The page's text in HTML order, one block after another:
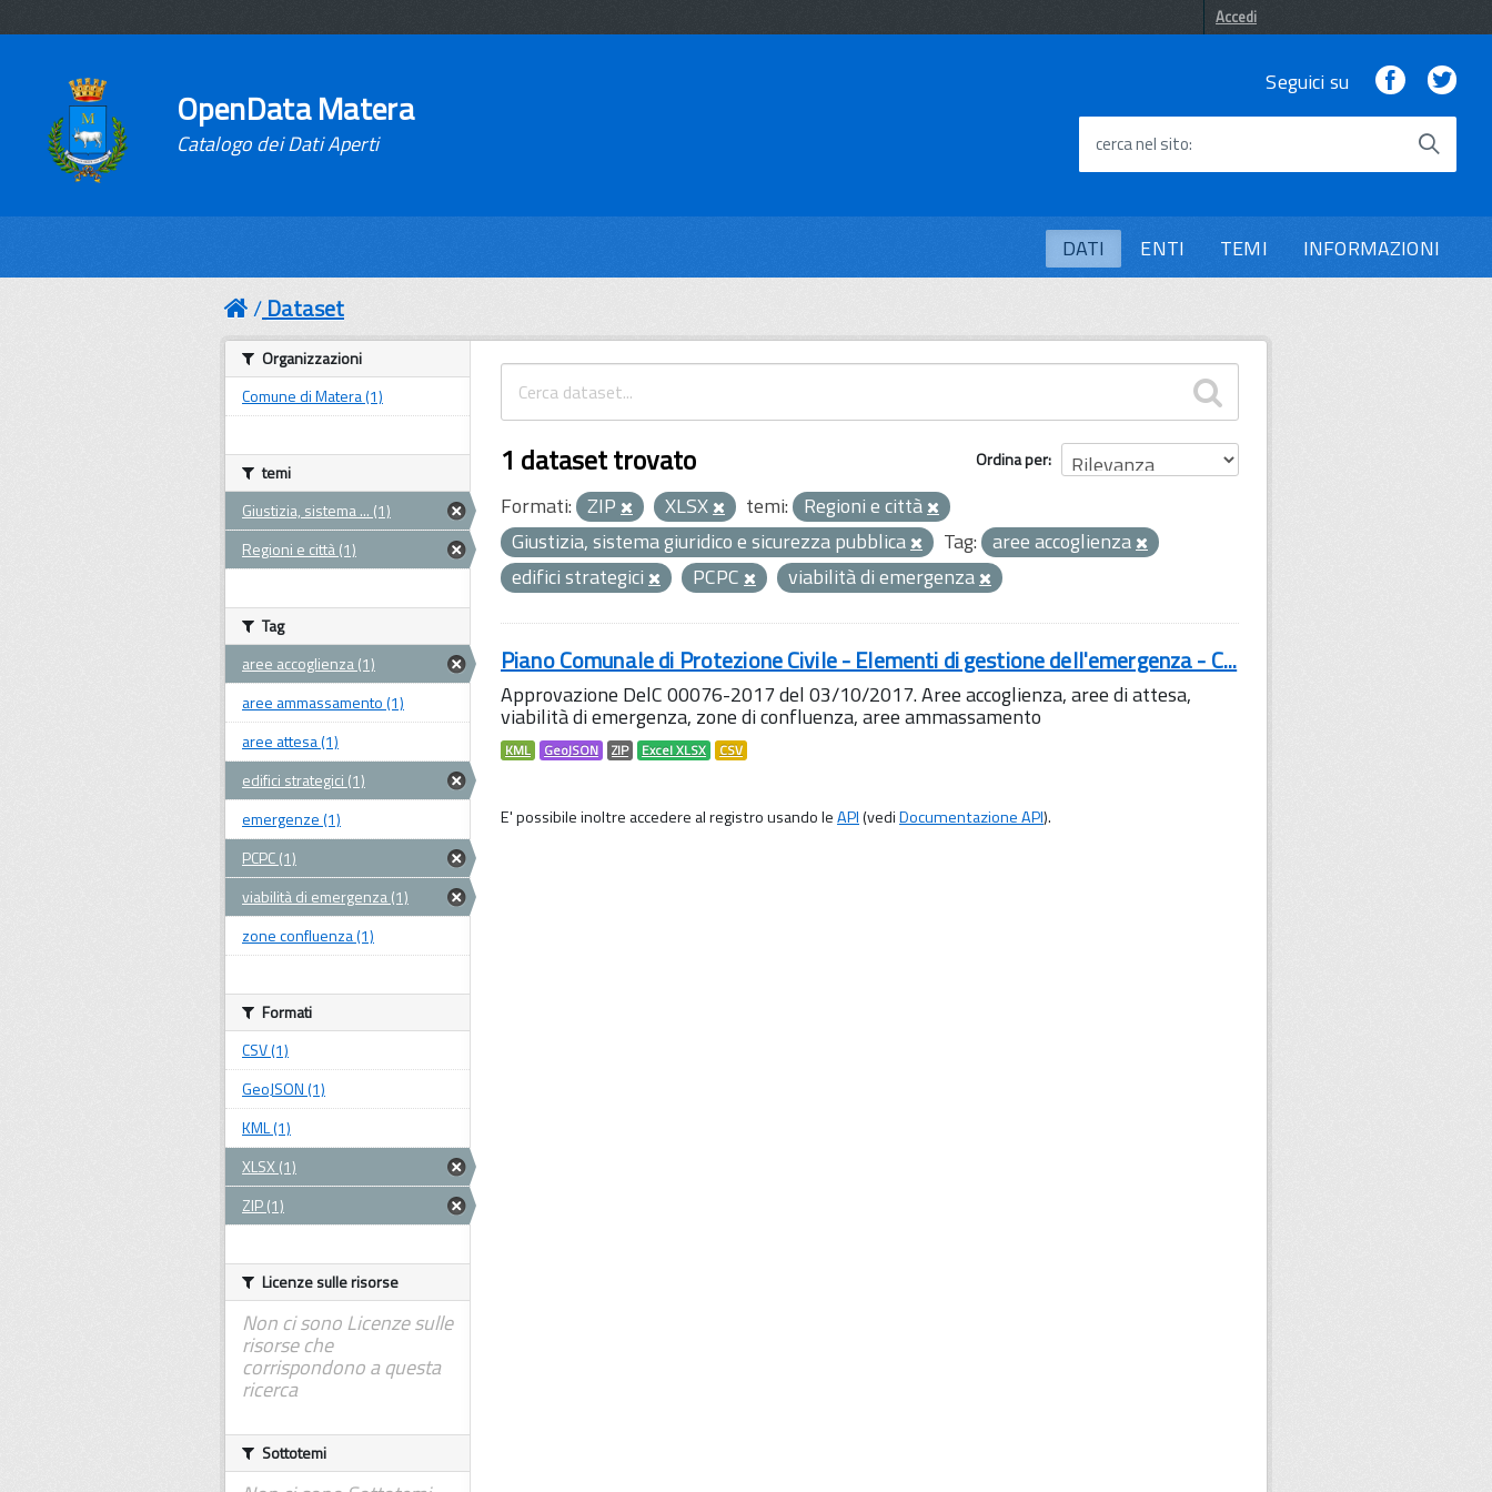
Accedi
OpenData Matera
Catalogo dei Dati Aperti
Seguici su Facebook
cerca nel sito
DATI ENTI TEMI INFORMAZIONI
Dataset
Ordina per
1 dataset trovato
Formati: ZIP XLSX temi: Regioni e città
Giustizia, sistema giuridico e sicurezza pubblica
Tag: aree accoglienza
edifici strategici
PCPC viabilità di emergenza
Piano Comunale di Protezione Civile - Elementi di gestione dell'emergenza - C...
Approvazione DelC 00076-2017 del 03/10/2017. Aree accoglienza, aree di attesa,
viabilità di emergenza, zone di confluenza, aree ammassamento
KML GeoJSON ZIP Excel XLSX CSV
E' possibile inoltre accedere al registro usando leAPI(vediDocumentazione API).
Organizzazioni
Comune di Matera (1)
temi
Giustizia, sistema ... (1)
Regioni e città (1)
Tag
aree accoglienza (1)
aree ammassamento (1)
aree attesa (1)
edifici strategici (1)
emergenze (1)
PCPC (1)
viabilità di emergenza (1)
zone confluenza (1)
Formati
CSV (1)
GeoJSON (1)
KML (1)
XLSX (1)
ZIP (1)
Licenze sulle risorse
Non ci sono Licenze sulle
risorse che
corrispondono a questa
ricerca
Sottotemi